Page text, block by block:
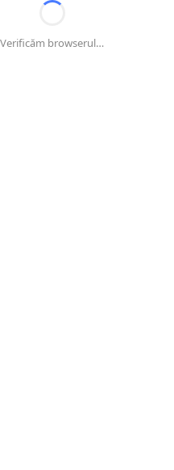
Verificăm browserul…